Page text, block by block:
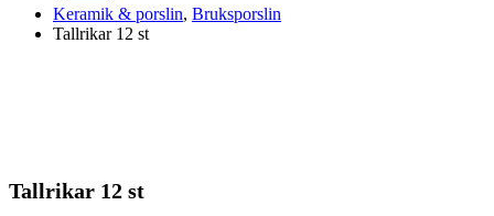
Keramik & porslin, Bruksporslin
Tallrikar 12 st
Tallrikar 12 st